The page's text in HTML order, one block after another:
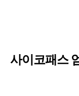
사이코패스